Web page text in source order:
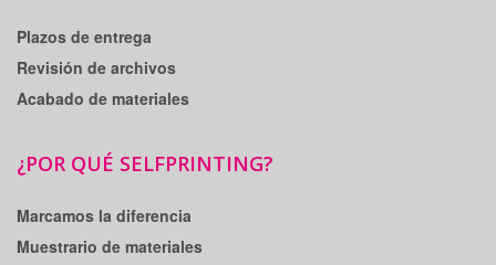
Plazos de entrega
Revisión de archivos
Acabado de materiales
¿POR QUÉ SELFPRINTING?
Marcamos la diferencia
Muestrario de materiales